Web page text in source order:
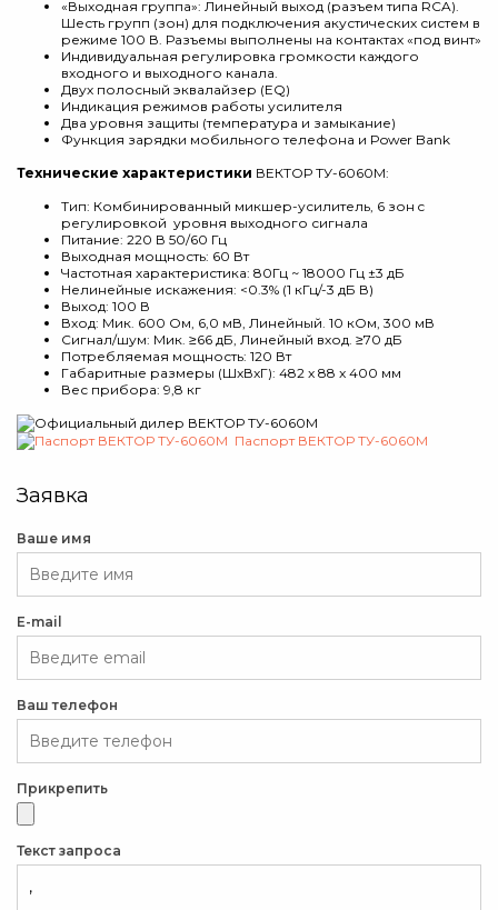
«Выходная группа»: Линейный выход (разъем типа RCA).
Шесть групп (зон) для подключения акустических систем в
режиме 100 В. Разъемы выполнены на контактах «под винт»
Индивидуальная регулировка громкости каждого
входного и выходного канала.
Двух полосный эквалайзер (EQ)
Индикация режимов работы усилителя
Два уровня защиты (температура и замыкание)
Функция зарядки мобильного телефона и Power Bank
Технические характеристики ВЕКТОР ТУ-6060М:
Тип: Комбинированный микшер-усилитель, 6 зон c
регулировкой уровня выходного сигнала
Питание: 220 В 50/60 Гц
Выходная мощность: 60 Вт
Частотная характеристика: 80Гц ~ 18000 Гц ±3 дБ
Нелинейные искажения: <0.3% (1 кГц/-3 дБ В)
Выход: 100 В
Вход: Мик. 600 Ом, 6,0 мВ, Линейный. 10 кОм, 300 мВ
Сигнал/шум: Мик. ≥66 дБ, Линейный вход. ≥70 дБ
Потребляемая мощность: 120 Вт
Габаритные размеры (ШxВxГ): 482 x 88 x 400 мм
Вес прибора: 9,8 кг
Паспорт ВЕКТОР ТУ-6060М
Заявка
Ваше имя
E-mail
Ваш телефон
Прикрепить
Текст запроса